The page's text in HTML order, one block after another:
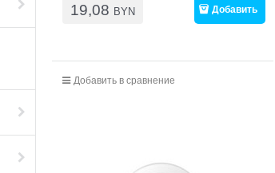
19,08 BYN Добавить
Добавить в сравнение